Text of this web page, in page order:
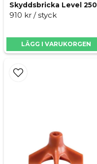
Skyddsbricka Level 250
910 kr / styck
LÄGG I VARUKORGEN